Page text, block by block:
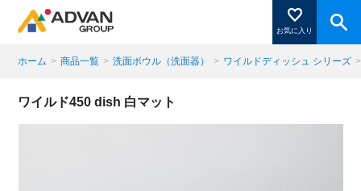
お気に入り
商品ページにある「お気に入り登録」を押すと登録した
商品がここに表示されます。
ホーム > 商品一覧 > 洗面ボウル（洗面器） > ワイルドディッシュ シリーズ >
ワイルド450 dish 白マット